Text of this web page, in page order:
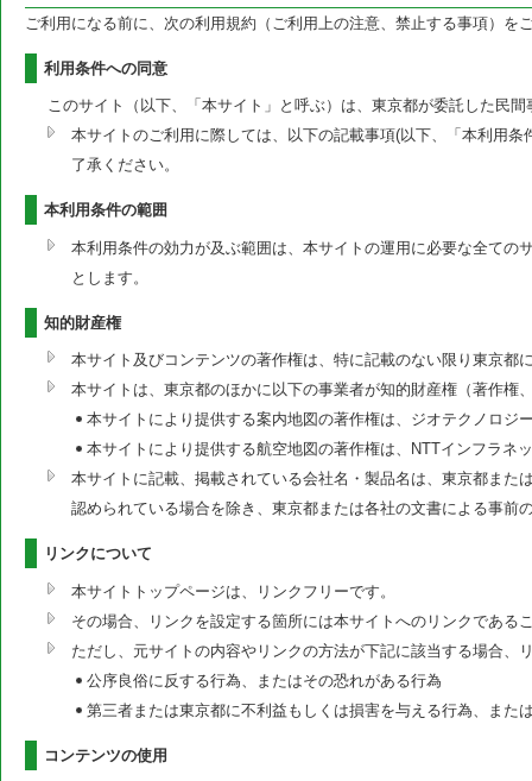
ご利用になる前に、次の利用規約（ご利用上の注意、禁止する事項）を
利用条件への同意
このサイト（以下、「本サイト」と呼ぶ）は、東京都が委託した民
本サイトのご利用に際しては、以下の記載事項(以下、「本利用
了承ください。
本利用条件の範囲
本利用条件の効力が及ぶ範囲は、本サイトの運用に必要な全て
とします。
知的財産権
本サイト及びコンテンツの著作権は、特に記載のない限り東京
本サイトは、東京都のほかに以下の事業者が知的財産権（著作権
本サイトにより提供する案内地図の著作権は、ジオテクノロジ
本サイトにより提供する航空地図の著作権は、NTTインフラネ
本サイトに記載、掲載されている会社名・製品名は、東京都ま
認められている場合を除き、東京都または各社の文書による事前
リンクについて
本サイトトップページは、リンクフリーです。
その場合、リンクを設定する箇所には本サイトへのリンクである
ただし、元サイトの内容やリンクの方法が下記に該当する場合、
公序良俗に反する行為、またはその恐れがある行為
第三者または東京都に不利益もしくは損害を与える行為、また
コンテンツの使用